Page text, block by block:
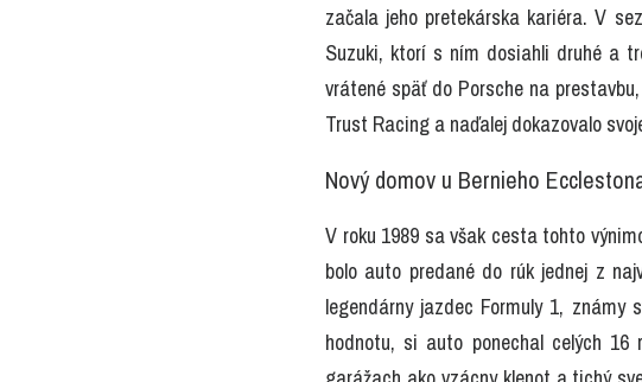
začala jeho pretekárska kariéra. V
Suzuki, ktorí s ním dosiahli druhé a
vrátené späť do Porsche na
Trust Racing a naďalej dokazovalo
Nový domov u Bernieho
V roku 1989 sa však cesta tohto
bolo auto predané do rúk jednej z
legendárny jazdec Formuly 1, známy
hodnotu, si auto ponechal celých 16